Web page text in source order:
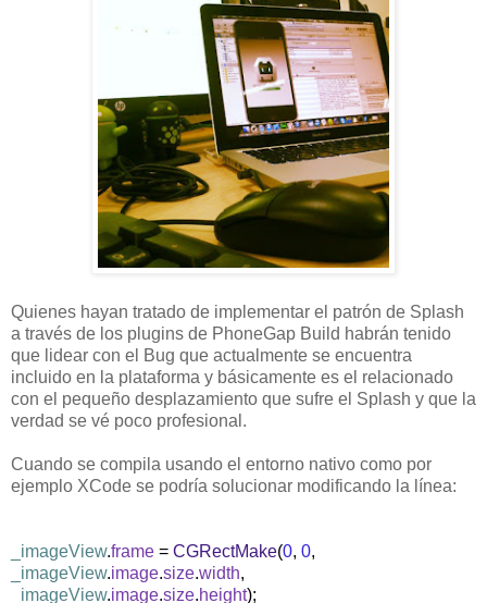
Quienes hayan tratado de implementar el patrón de Splash
a través de los plugins de PhoneGap Build habrán tenido
que lidear con el Bug que actualmente se encuentra
incluido en la plataforma y básicamente es el relacionado
con el pequeño desplazamiento que sufre el Splash y que la
verdad se vé poco profesional.
Cuando se compila usando el entorno nativo como por
ejemplo XCode se podría solucionar modificando la línea:
_imageView.frame = CGRectMake(0, 0,
_imageView.image.size.width,
_imageView.image.size.height);